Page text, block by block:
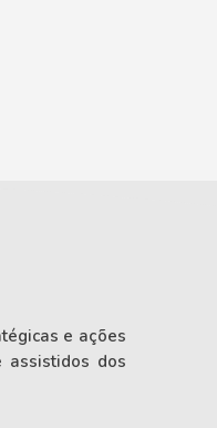
e ações
assistidos dos